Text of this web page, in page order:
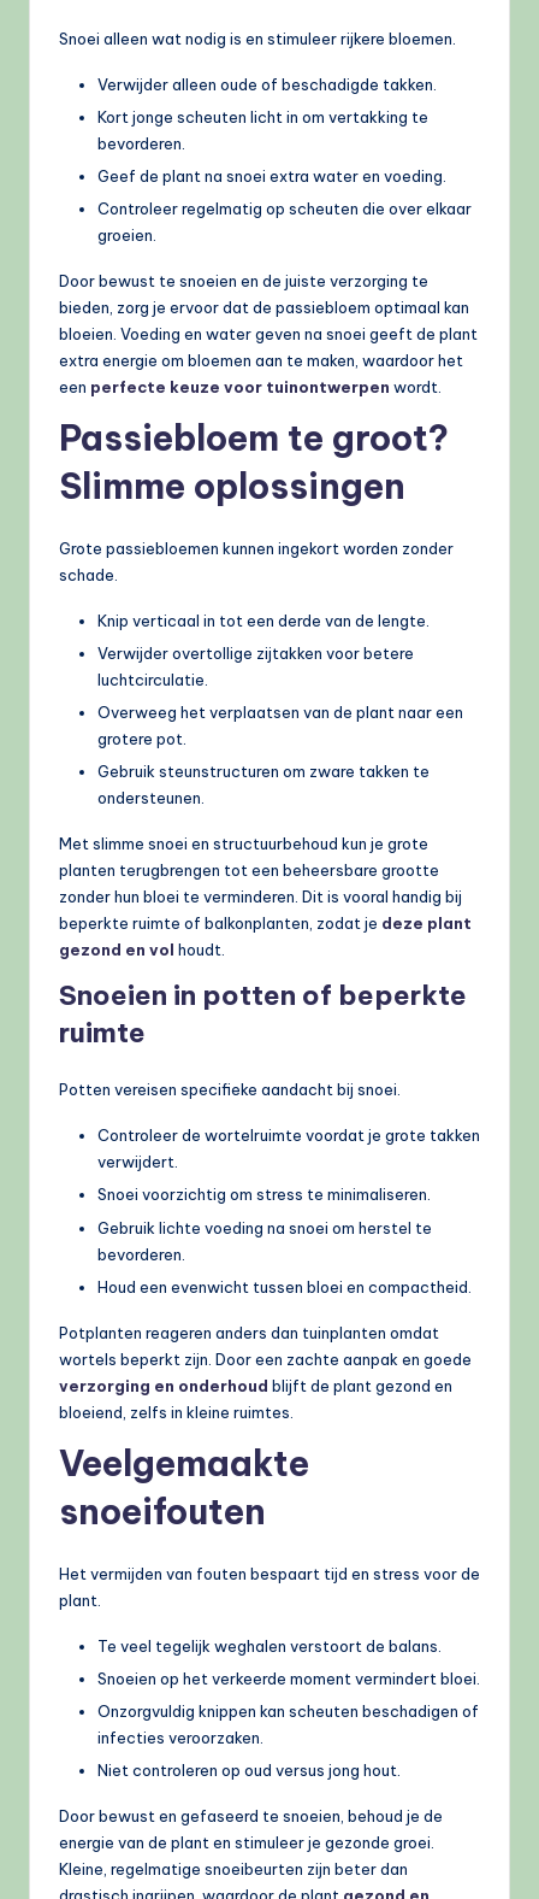
Snoei alleen wat nodig is en stimuleer rijkere bloemen.
Verwijder alleen oude of beschadigde takken.
Kort jonge scheuten licht in om vertakking te
bevorderen.
Geef de plant na snoei extra water en voeding.
Controleer regelmatig op scheuten die over elkaar
groeien.
Door bewust te snoeien en de juiste verzorging te
bieden, zorg je ervoor dat de passiebloem optimaal kan
bloeien. Voeding en water geven na snoei geeft de plant
extra energie om bloemen aan te maken, waardoor het
een perfecte keuze voor tuinontwerpen wordt.
Passiebloem te groot?
Slimme oplossingen
Grote passiebloemen kunnen ingekort worden zonder
schade.
Knip verticaal in tot een derde van de lengte.
Verwijder overtollige zijtakken voor betere
luchtcirculatie.
Overweeg het verplaatsen van de plant naar een
grotere pot.
Gebruik steunstructuren om zware takken te
ondersteunen.
Met slimme snoei en structuurbehoud kun je grote
planten terugbrengen tot een beheersbare grootte
zonder hun bloei te verminderen. Dit is vooral handig bij
beperkte ruimte of balkonplanten, zodat je deze plant
gezond en vol houdt.
Snoeien in potten of beperkte
ruimte
Potten vereisen specifieke aandacht bij snoei.
Controleer de wortelruimte voordat je grote takken
verwijdert.
Snoei voorzichtig om stress te minimaliseren.
Gebruik lichte voeding na snoei om herstel te
bevorderen.
Houd een evenwicht tussen bloei en compactheid.
Potplanten reageren anders dan tuinplanten omdat
wortels beperkt zijn. Door een zachte aanpak en goede
verzorging en onderhoud blijft de plant gezond en
bloeiend, zelfs in kleine ruimtes.
Veelgemaakte
snoeifouten
Het vermijden van fouten bespaart tijd en stress voor de
plant.
Te veel tegelijk weghalen verstoort de balans.
Snoeien op het verkeerde moment vermindert bloei.
Onzorgvuldig knippen kan scheuten beschadigen of
infecties veroorzaken.
Niet controleren op oud versus jong hout.
Door bewust en gefaseerd te snoeien, behoud je de
energie van de plant en stimuleer je gezonde groei.
Kleine, regelmatige snoeibeurten zijn beter dan